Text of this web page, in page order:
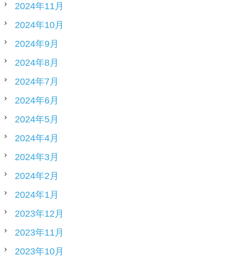
2024年11月
2024年10月
2024年9月
2024年8月
2024年7月
2024年6月
2024年5月
2024年4月
2024年3月
2024年2月
2024年1月
2023年12月
2023年11月
2023年10月